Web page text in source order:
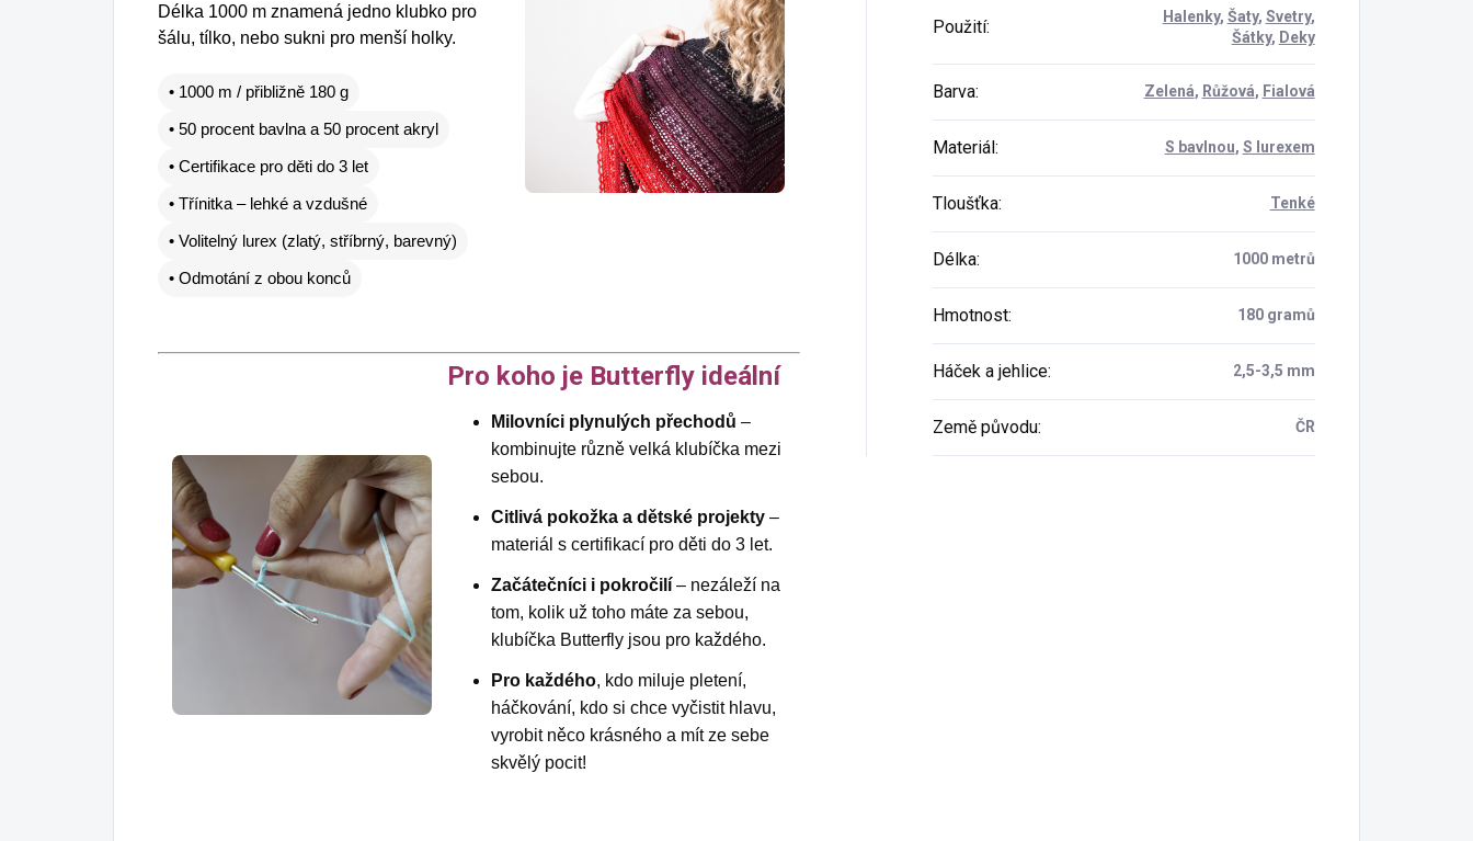
Délka 1000 m znamená jedno klubko pro
šálu, tílko, nebo sukni pro menší holky.
• 1000 m / přibližně 180 g
• 50 procent bavlna a 50 procent akryl
• Certifikace pro děti do 3 let
• Třínitka – lehké a vzdušné
• Volitelný lurex (zlatý, stříbrný, barevný)
• Odmotání z obou konců
Pro koho je Butterfly ideální
Milovníci plynulých přechodů –
kombinujte různě velká klubíčka mezi
sebou.
Citlivá pokožka a dětské projekty–
materiál s certifikací pro děti do 3 let.
Začátečníci i pokročilí– nezáleží na
tom, kolik už toho máte za sebou,
klubíčka Butterfly jsou pro každého.
Pro každého, kdo miluje pletení,
háčkování, kdo si chce vyčistit hlavu,
vyrobit něco krásného a mít ze sebe
skvělý pocit!
Použití: Halenky, Šaty, Svetry,
Šátky, Deky
Barva: Zelená, Růžová, Fialová
Materiál: S bavlnou, S lurexem
Tloušťka: Tenké
Délka: 1000 metrů
Hmotnost: 180 gramů
Háček a jehlice: 2,5-3,5 mm
Země původu: ČR